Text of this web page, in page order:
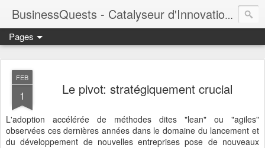
BusinessQuests - Catalyseur d'Innovation en Entreprise
Pages
FEB
1 Le pivot: stratégiquement crucial
L'adoption accélérée de méthodes dites "lean" ou "agiles"
observées ces dernières années dans le domaine du lancement et
du développement de nouvelles entreprises pose de nouveaux